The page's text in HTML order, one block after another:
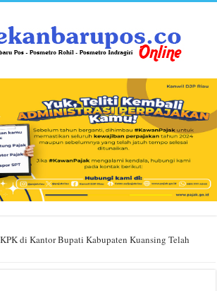
di Kantor Bupati Kabupaten Kuansing Telah